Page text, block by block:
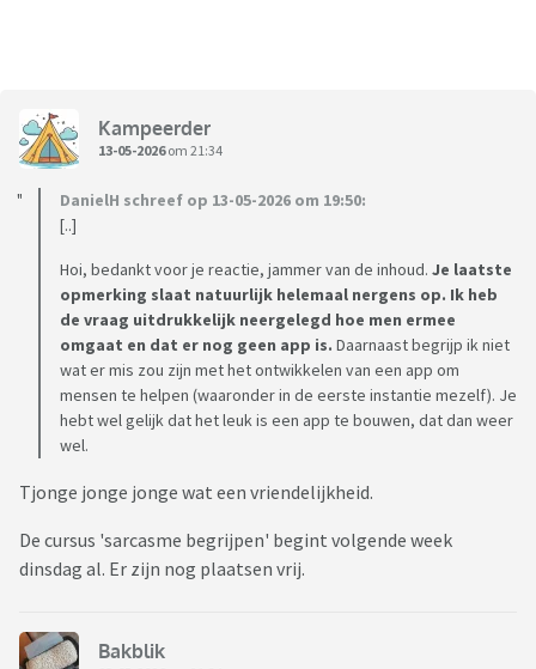
- Hoe houden jullie nu schoolinfo, WhatsApp-berichten en
gezinstaken bij?
- Gebruik je een agenda, notitie-app, papieren lijst,
WhatsApp naar jezelf, of iets anders?
- Zou een “gezinsinbox” die berichten omzet naar
acties/checklists voor jullie handig zijn?
- Zijn er ouders met Android die eventueel 14 dagen willen
testen via Google Play gesloten test?
Privacy vind ik belangrijk: de verwerking van geplakte tekst
of screenshots gebeurt lokaal op het toestel. Er wordt niets
controleert. (Gezins)namen worden niet via de cloud
verstuurd, daarnaast kies je uiteraard zelf wat je vastlegt.
Kampeerder
13-05-2026om 21:34
DanielH schreef op 13-05-2026 om 19:50:
[..]
Hoi, bedankt voor je reactie, jammer van de inhoud. Je laatste
opmerking slaat natuurlijk helemaal nergens op. Ik heb
de vraag uitdrukkelijk neergelegd hoe men ermee
omgaat en dat er nog geen app is. Daarnaast begrijp ik niet
wat er mis zou zijn met het ontwikkelen van een app om
mensen te helpen (waaronder in de eerste instantie mezelf). Je
hebt wel gelijk dat het leuk is een app te bouwen, dat dan weer
wel.
Tjonge jonge jonge wat een vriendelijkheid.
De cursus 'sarcasme begrijpen' begint volgende week
dinsdag al. Er zijn nog plaatsen vrij.
Bakblik